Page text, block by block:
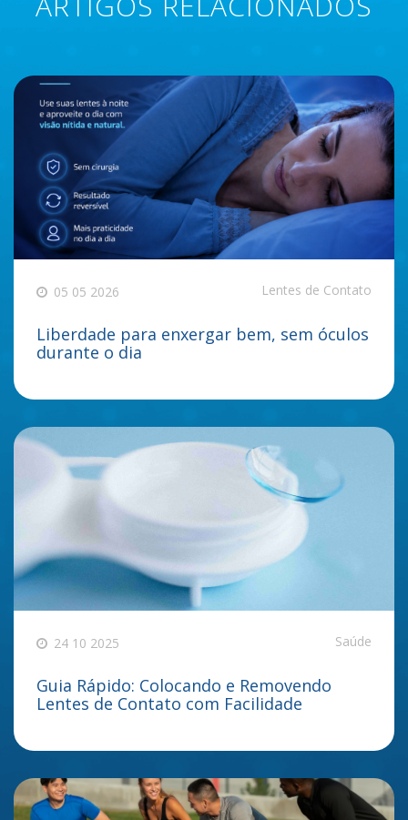
05 05 2026 Lentes de Contato
Liberdade para enxergar bem, sem óculos
durante o dia
24 10 2025 Saúde
Guia Rápido: Colocando e Removendo
Lentes de Contato com Facilidade